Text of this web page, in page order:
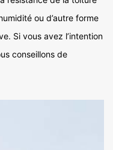
ou d’autre forme
Si vous avez l’intention
conseillons de